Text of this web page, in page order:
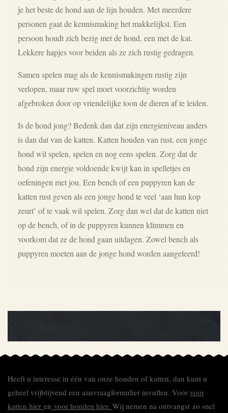
je het beste de hond aan de lijn houden. Met meerdere
personen gaat de kennismaking het makkelijkst. Een
persoon houdt zich bezig met de hond, een met de kat.
Lekkere hapjes voor beiden als ze zich rustig gedragen.
Samen spelen mag als de kennismakingen rustig zijn
verlopen, maar ruw spel moet voorzichtig worden
afgebroken door op vriendelijke toon de dieren af te leiden.
Is de hond jong? Bedenk dan dat zijn energieniveau anders
is dan dat van de katten. Katten houden van rust, een jonge
hond wil spelen, spelen en nog eens spelen. Zorg dat de
hond zijn energie voldoende kwijt kan in spelletjes en
oefeningen met jou. Een bench of een puppyren kan de
katten rust geven als een jonge hond te veel ‘aan hun kop
zeurt’ of te vaak wil spelen. Zorg dan wel dat de katten niet
op de bench, of in de puppyren kunnen klimmen en
voorkom dat ze de hond gaan uitdagen. Zowel bench als
puppyren moeten aan de jonge hond worden aangeleerd!
Heeft u interesse in één van onze honden of katten, dan kunt u
geheel vrijblijvend een aanvraagformulier invullen. Voor voor
katten hier en voor honden hier. Wij nemen na ontvangst zo snel